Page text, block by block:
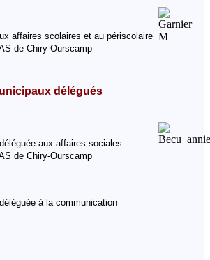
affaires scolaires et au périscolaire
de Chiry-Ourscamp
délégués
aux affaires sociales
de Chiry-Ourscamp
à la communication